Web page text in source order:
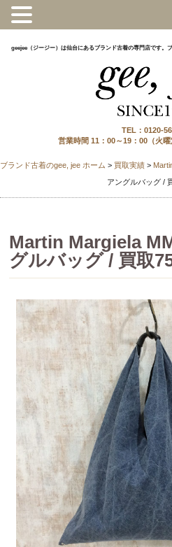
geejee（ジージー）は仙台にあるブランド古着の専門店です。
TEL：0120-
営業時間 11：00～19：00（火曜
ブランド古着のgee, jee ホーム > 買取実績 >
アングルバッグ /
Martin Margiela
グルバッグ / 買取